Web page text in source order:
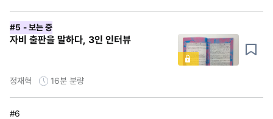
#5 - 보는 중
자비 출판을 말하다, 3인 인터뷰
정재혁 16분 분량
#6